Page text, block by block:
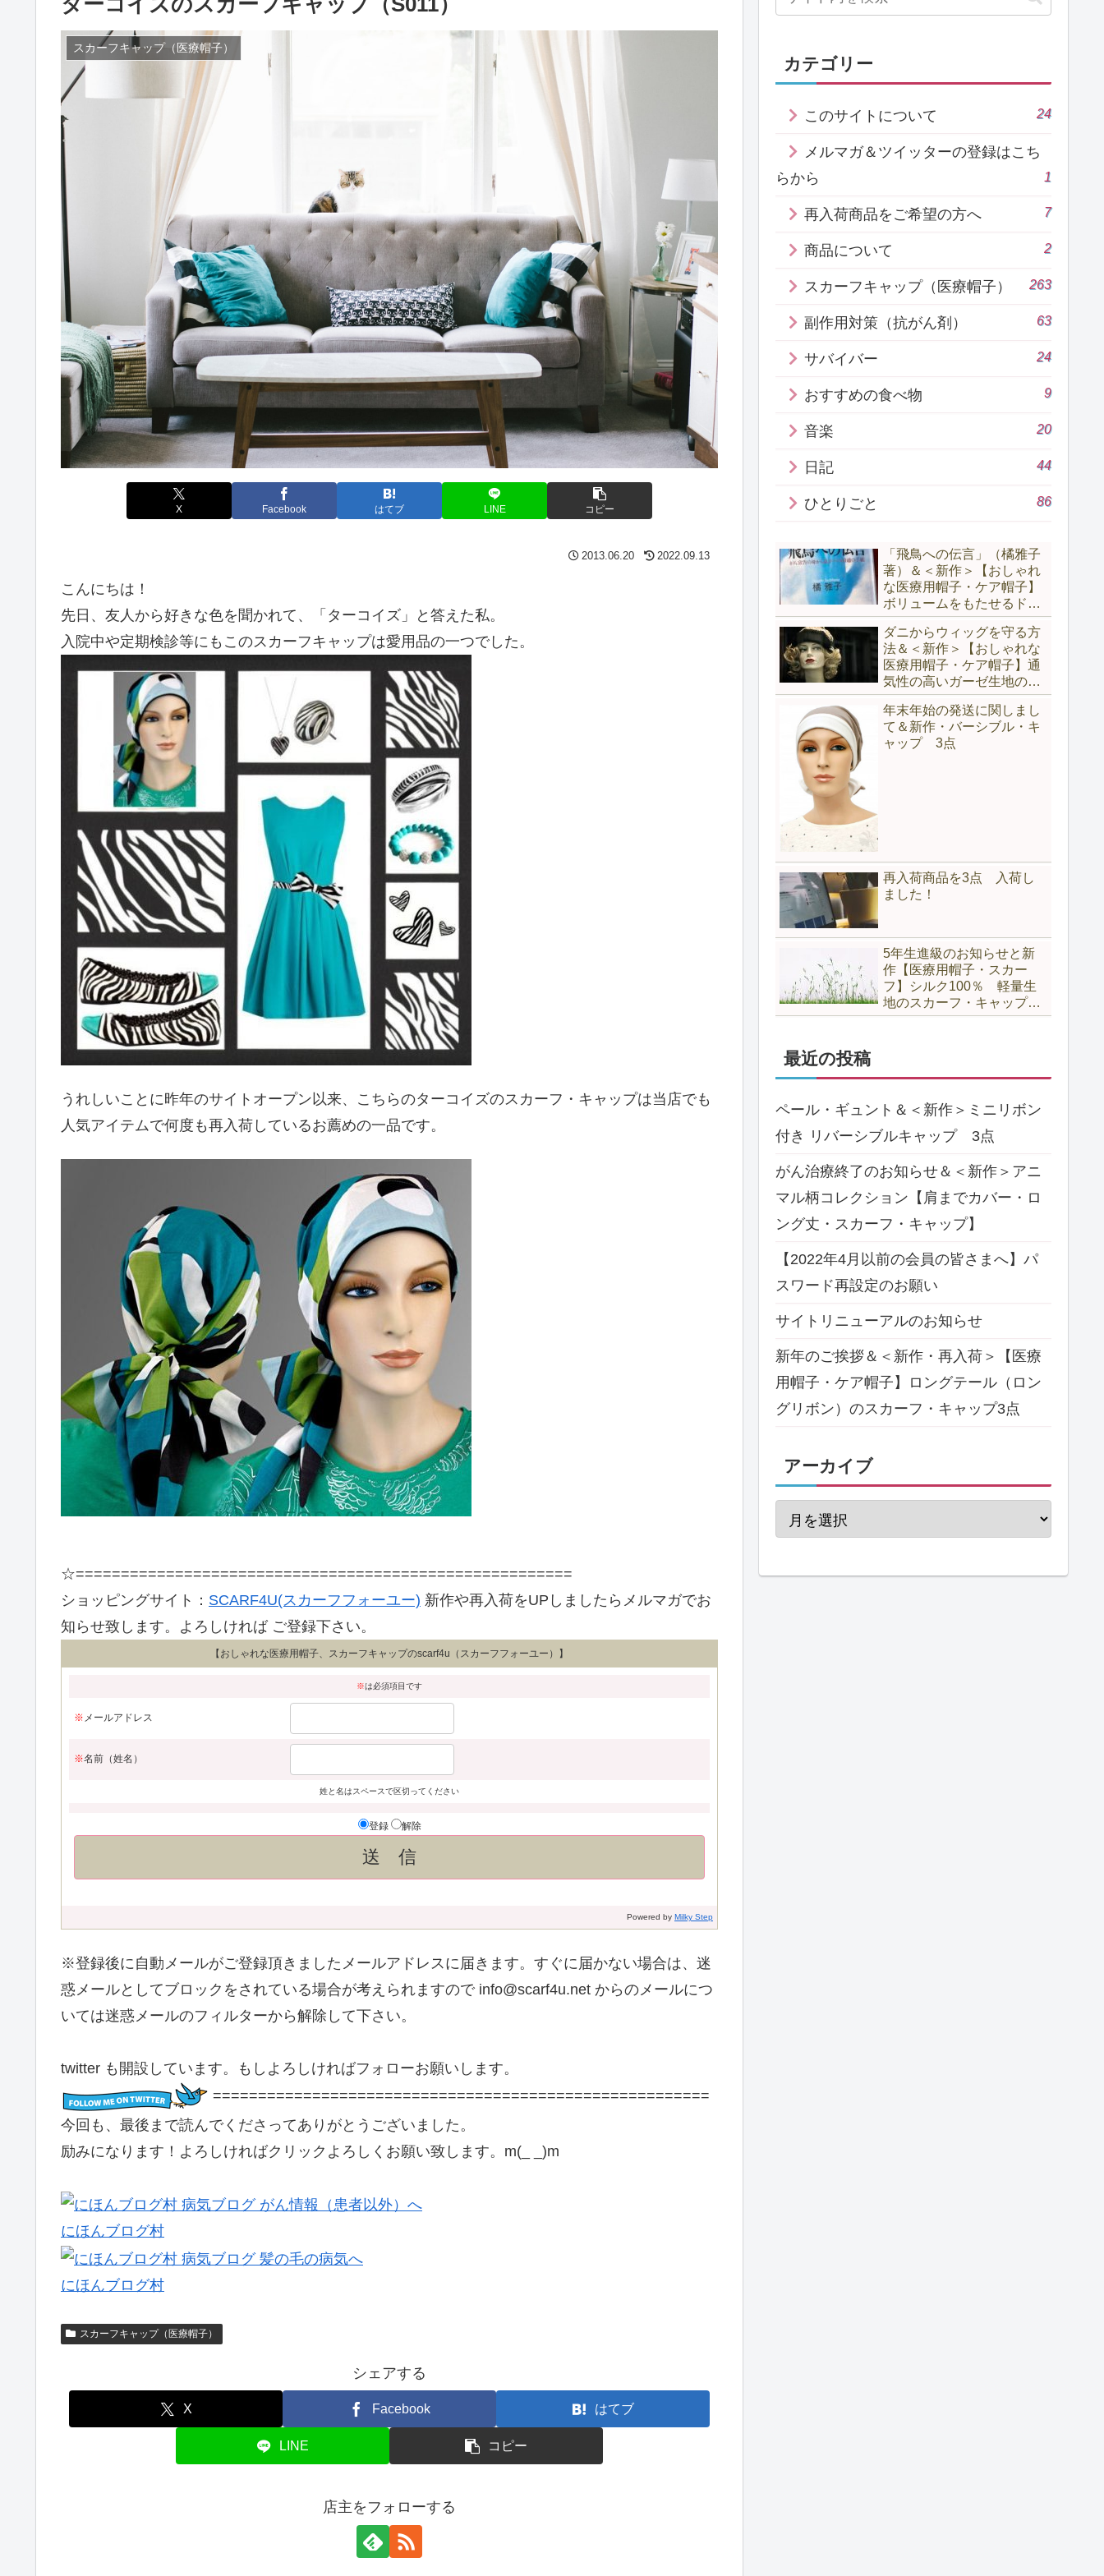
スカーフキャップ（医療帽子）
X Facebook はてブ LINE コピー
2013.06.20 2022.09.13
こんにちは！
先日、友人から好きな色を聞かれて、「ターコイズ」と答えた私。
入院中や定期検診等にもこのスカーフキャップは愛用品の一つでした。
うれしいことに昨年のサイトオープン以来、こちらのターコイズのスカーフ・キャップは当店でも
人気アイテムで何度も再入荷しているお薦めの一品です。
☆=======================================================
ショッピングサイト： SCARF4U(スカーフフォーユー) 新作や再入荷をUPしましたらメルマガでお
知らせ致します。よろしければ ご登録下さい。
【おしゃれな医療用帽子、スカーフキャップのscarf4u（スカーフフォーユー）】
※は必須項目です
※ メールアドレス
※名前（姓名）
姓と名はスペースで区切ってください
登録 解除
Powered by Milky Step
※登録後に自動メールがご登録頂きましたメールアドレスに届きます。すぐに届かない場合は、迷
惑メールとしてブロックをされている場合が考えられますので info@scarf4u.net からのメールにつ
いては迷惑メールのフィルターから解除して下さい。
twitter も開設しています。もしよろしければフォローお願いします。
=======================================================
今回も、最後まで読んでくださってありがとうございました。
励みになります！よろしければクリックよろしくお願い致します。m(_ _)m
にほんブログ村
にほんブログ村
スカーフキャップ（医療帽子）
シェアする
X Facebook はてブ
LINE コピー
店主をフォローする
カテゴリー
このサイトについて 24
メルマガ＆ツイッターの登録はこち
らから
1
再入荷商品をご希望の方へ 7
商品について 2
スカーフキャップ（医療帽子） 263
副作用対策（抗がん剤） 63
サバイバー 24
おすすめの食べ物 9
音楽 20
日記 44
ひとりごと 86
「飛鳥への伝言」（橘雅子
著）＆＜新作＞【おしゃれ
な医療用帽子・ケア帽子】
ボリュームをもたせるドレ
ープ入りキャップ 5点
ダニからウィッグを守る方
法＆＜新作＞【おしゃれな
医療用帽子・ケア帽子】通
気性の高いガーゼ生地のシ
ョートテール（ショート・
リボン）・スカーフ・キャ
ップ 4点 UP
年末年始の発送に関しまし
て＆新作・バーシブル・キ
ャップ 3点
再入荷商品を3点 入荷し
ました！
5年生進級のお知らせと新
作【医療用帽子・スカー
フ】シルク100％ 軽量生
地のスカーフ・キャップ
3点のご案内
最近の投稿
ペール・ギュント＆＜新作＞ミニリボン
付き リバーシブルキャップ 3点
がん治療終了のお知らせ＆＜新作＞アニ
マル柄コレクション【肩までカバー・ロ
ング丈・スカーフ・キャップ】
【2022年4月以前の会員の皆さまへ】パ
スワード再設定のお願い
サイトリニューアルのお知らせ
新年のご挨拶＆＜新作・再入荷＞【医療
用帽子・ケア帽子】ロングテール（ロン
グリボン）のスカーフ・キャップ3点
アーカイブ